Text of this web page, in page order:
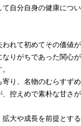
自分自身の健康につ
れて初めてその価値が
りがちであった関心
り、名物のむらすず
控えめで素朴な甘さ
大や成長を前提とす